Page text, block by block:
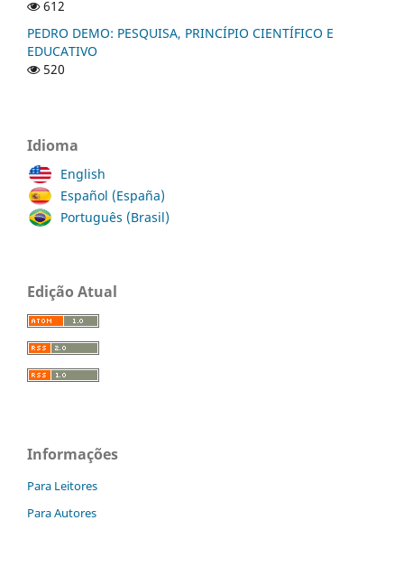
612
PEDRO DEMO: PESQUISA, PRINCÍPIO CIENTÍFICO E
EDUCATIVO
520
Idioma
English
Español (España)
Português (Brasil)
Edição Atual
Informações
Para Leitores
Para Autores